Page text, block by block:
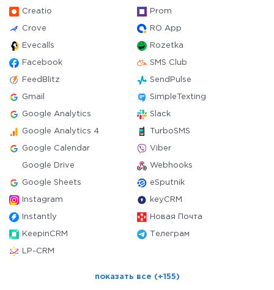
Creatio Prom
Crove RO App
Evecalls Rozetka
Facebook SMS Club
FeedBlitz SendPulse
Gmail SimpleTexting
Google Analytics Slack
Google Analytics 4 TurboSMS
Google Calendar Viber
Google Drive Webhooks
Google Sheets eSputnik
Instagram keyCRM
Instantly Новая Почта
KeepinCRM Телеграм
LP-CRM
показать все (+155)